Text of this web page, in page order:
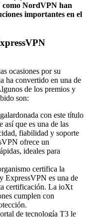
NordVPN han
importantes en el
ocasiones por su
ha convertido en una de
de los premios y
son:
con este título
así que es una de las
fiabilidad y soporte
ofrece un
ideales para
certifica la
ExpressVPN es una de
certificación. La ioXt
cumplen con
de tecnología T3 le